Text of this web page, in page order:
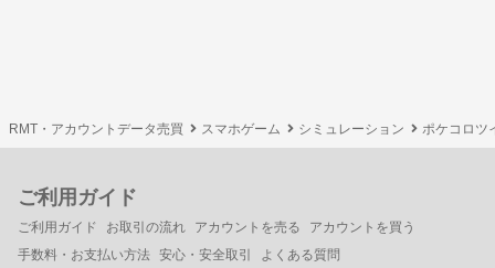
RMT・アカウントデータ売買 スマホゲーム シミュレーション ポケコロツ
ご利用ガイド
ご利用ガイド お取引の流れ アカウントを売る
アカウントを買う
手数料・お支払い方法 安心・安全取引 よくある質問